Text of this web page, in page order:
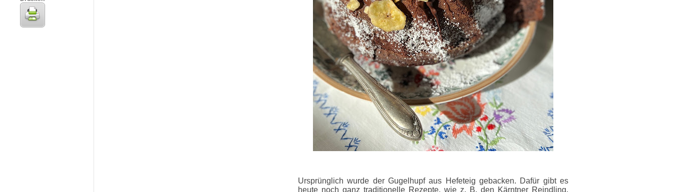
Ursprünglich wurde der Gugelhupf aus Hefeteig gebacken. Dafür gibt es
heute noch ganz traditionelle Rezepte, wie z. B. den Kärntner Reindling.